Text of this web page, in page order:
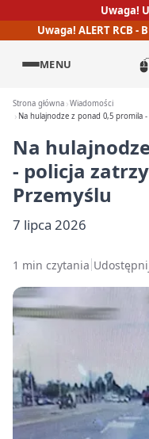
Uwaga!
Uwaga! ALERT RCB -
MENU
Strona główna Wiadomości
Na hulajnodze z ponad 0,5 promila
Na
- policja
Przemyślu
7 lipca 2026
1 min czytania